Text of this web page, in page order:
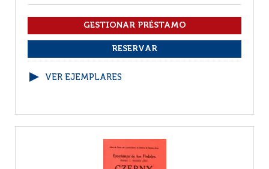
VER EJEMPLARES